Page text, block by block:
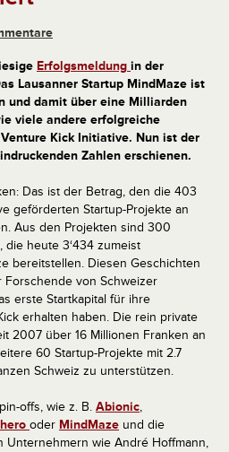
Erfolgsmeldung in der
Lausanner Startup MindMaze ist
und damit über eine Milliarden
viele andere erfolgreiche
Kick Initiative. Nun ist der
Zahlen erschienen.
Das ist der Betrag, den die 403
geförderten Startup-Projekte an
Aus den Projekten sind 300
die heute 3‘434 zumeist
bereitstellen. Diesen Geschichten
Forschende von Schweizer
erste Startkapital für ihre
erhalten haben. Die rein private
2007 über 16 Millionen Franken an
60 Startup-Projekte mit 2.7
Schweiz zu unterstützen.
offs, wie z. B. Abionic,
oder MindMaze und die
Unternehmern wie André Hoffmann,